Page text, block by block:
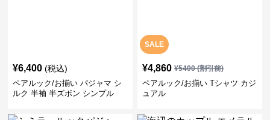
¥6,400 (税込)
ペアルック/お揃い パジャマ シ
ルク 半袖 半ズボン シンプル
SALE
¥4,860 ¥5400(割引前)
ペアルック/お揃い Tシャツ カジ
ュアル